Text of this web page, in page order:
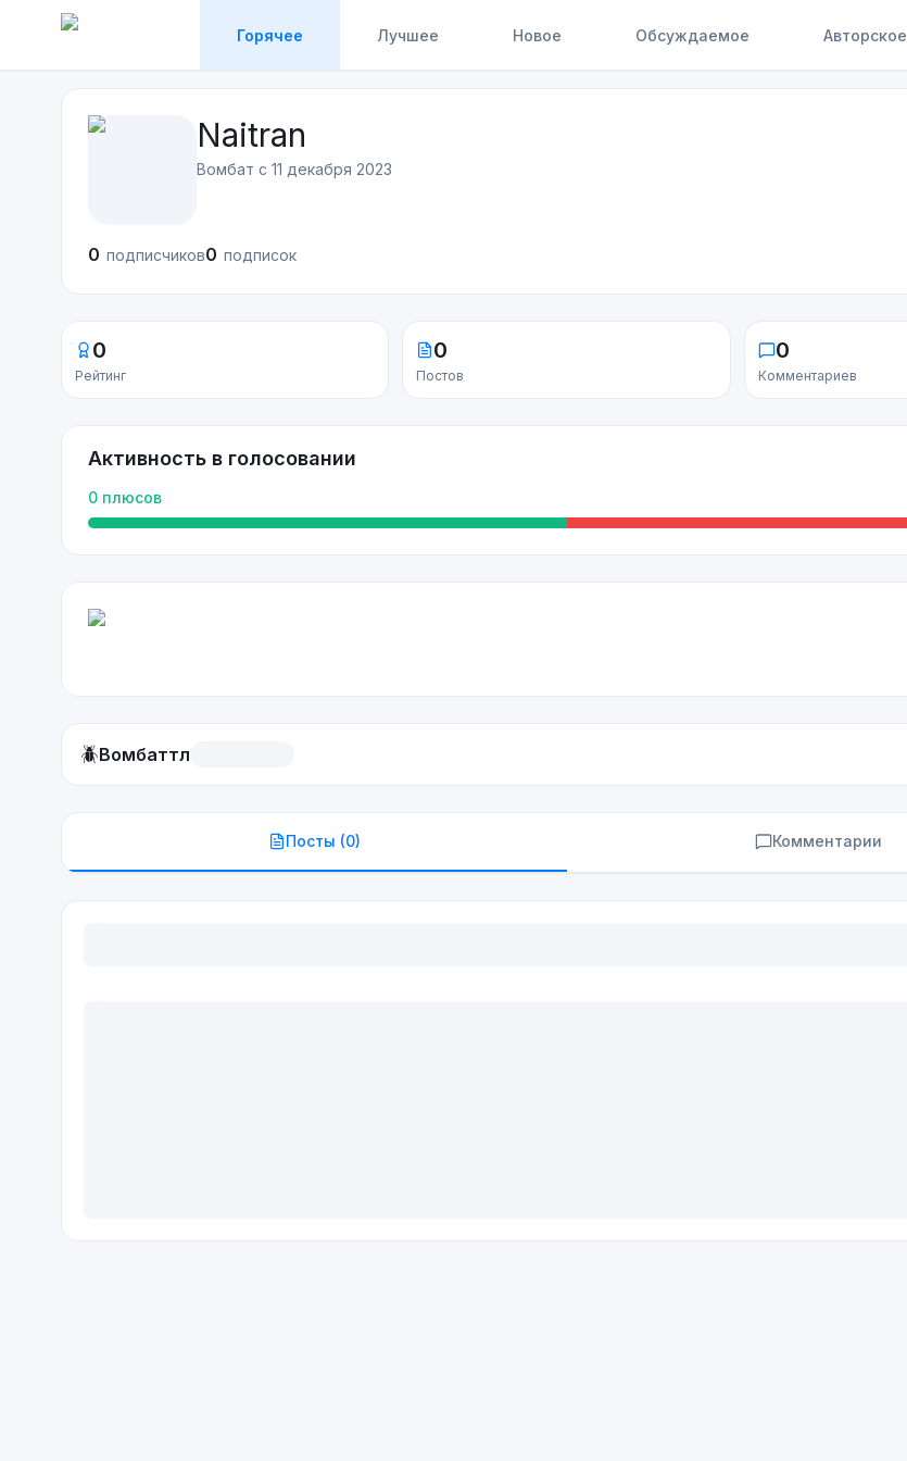
Горячее Лучшее Новое Обсуждаемое Авторское
Naitran
Вомбат с 11 декабря 2023
0 подписчиков0 подписок
0
Рейтинг
0
Постов
0
Комментариев
Активность в голосовании
0 плюсов
🪲Вомбаттл
Посты (0) Комментарии